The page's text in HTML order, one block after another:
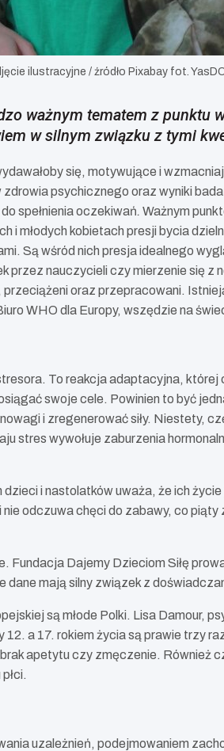
ilustracyjne / źródło Pixabay fot.
ważnym tematem z
w silnym związku z tymi
się, motywujące i
psychicznego oraz wyniki
spełnienia oczekiwań. Ważnym
i młodych kobietach presji bycia
Są wśród nich presja idealnego
nauczycieli czy mierzenie się
oraz przepracowani.
WHO dla Europy, wszędzie na
To reakcja adaptacyjna,
swoje cele. Powinien to być
i zregenerować siły. Niestety,
stres wywołuje zaburzenia
i nastolatków uważa, że ich
odczuwa chęci do zabawy, co
Fundacja Dajemy Dzieciom Siłę
mają silny związek z
są młode Polki. Lisa Damour,
a 17. rokiem życia są prawie trzy
apetytu czy zmęczenie. Również
uzależnień, podejmowaniem